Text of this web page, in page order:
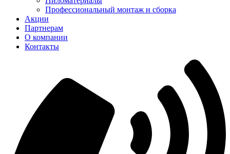
Профессиональный монтаж и сборка
Акции
Партнерам
О компании
Контакты